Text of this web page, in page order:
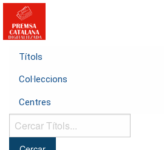
Títols
Col·leccions
Centres
Cercar
Títols...